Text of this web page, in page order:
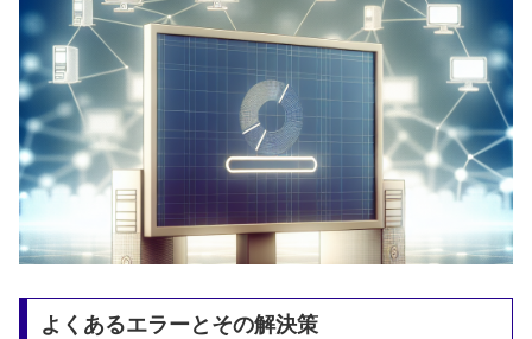
よくあるエラーとその解決策